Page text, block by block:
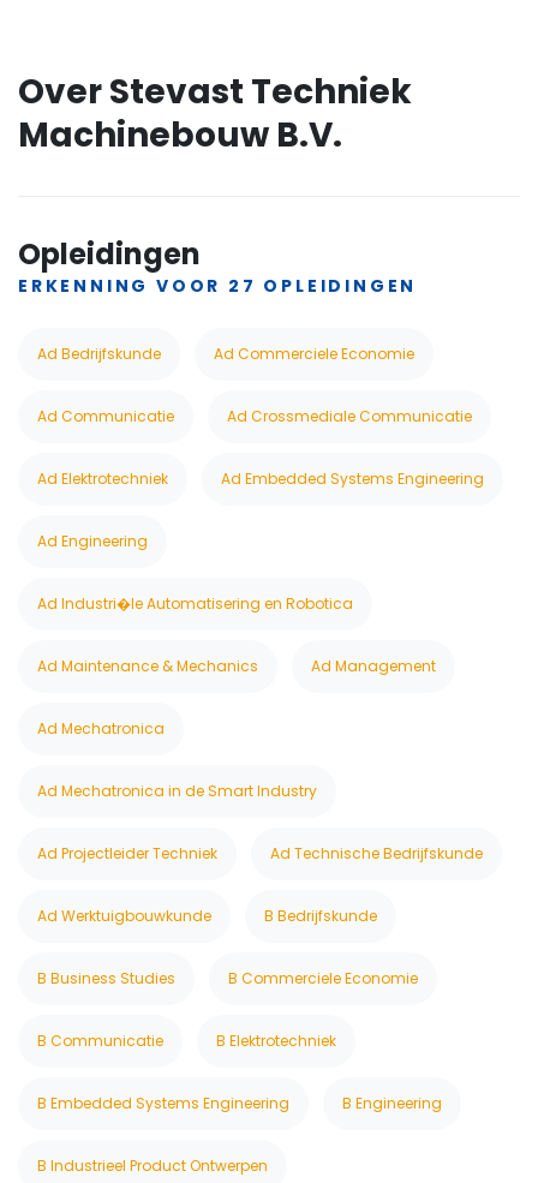
Over Stevast Techniek
Machinebouw B.V.
Opleidingen
ERKENNING VOOR 27 OPLEIDINGEN
Ad Bedrijfskunde Ad Commerciele Economie
Ad Communicatie Ad Crossmediale Communicatie
Ad Elektrotechniek Ad Embedded Systems Engineering
Ad Engineering
Ad Industri�le Automatisering en Robotica
Ad Maintenance & Mechanics Ad Management
Ad Mechatronica
Ad Mechatronica in de Smart Industry
Ad Projectleider Techniek Ad Technische Bedrijfskunde
Ad Werktuigbouwkunde B Bedrijfskunde
B Business Studies B Commerciele Economie
B Communicatie B Elektrotechniek
B Embedded Systems Engineering B Engineering
B Industrieel Product Ontwerpen